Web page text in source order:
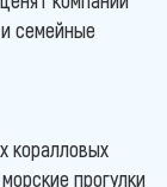
семейные
коралловых
прогулки